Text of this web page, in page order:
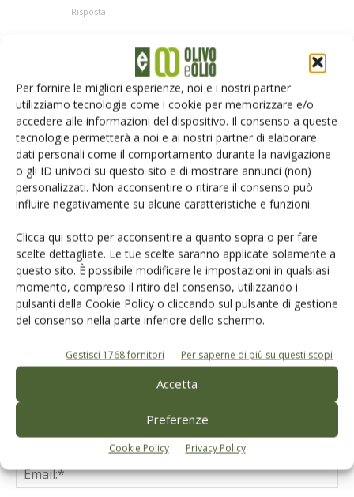
Per fornire le migliori esperienze, noi e i nostri partner
utilizziamo tecnologie come i cookie per memorizzare e/o
accedere alle informazioni del dispositivo. Il consenso a queste
tecnologie permetterà a noi e ai nostri partner di elaborare
dati personali come il comportamento durante la navigazione
o gli ID univoci su questo sito e di mostrare annunci (non)
personalizzati. Non acconsentire o ritirare il consenso può
influire negativamente su alcune caratteristiche e funzioni.
Clicca qui sotto per acconsentire a quanto sopra o per fare
scelte dettagliate. Le tue scelte saranno applicate solamente a
questo sito. È possibile modificare le impostazioni in qualsiasi
momento, compreso il ritiro del consenso, utilizzando i
pulsanti della Cookie Policy o cliccando sul pulsante di gestione
del consenso nella parte inferiore dello schermo.
Gestisci 1768 fornitori Per saperne di più su questi scopi
Accetta
Preferenze
Cookie Policy Privacy Policy
Risposta
Dario Prato
1 Luglio 2026 at 17:33
In tredici anni hanno fatto solo danno sia nel campo
economico che ambientale dimostrando
incompetenza attuando strategie sballate e spreco
di risorse economiche quando sarebbe
un’opportunità per il rinnovo dei vecchi impianti per
un’olivicoltura moderna ecc.
Risposta
LASCIA UN COMMENTO